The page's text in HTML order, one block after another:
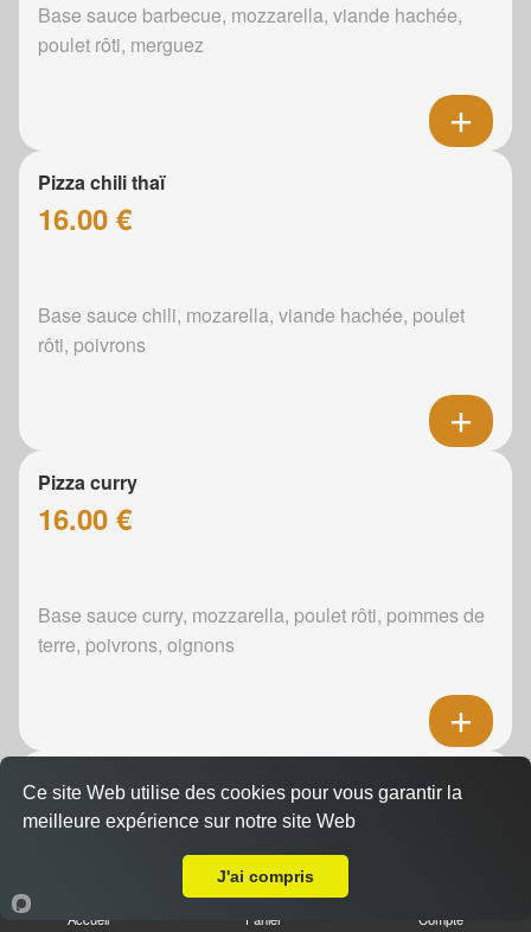
Base sauce barbecue, mozzarella, viande hachée,
poulet rôti, merguez
Pizza chili thaï
16.00 €
Base sauce chili, mozarella, viande hachée, poulet
rôti, poivrons
Pizza curry
16.00 €
Base sauce curry, mozzarella, poulet rôti, pommes de
terre, poivrons, oignons
Pizza boursin
16.00 €
Boursin, mozzarella, poulet rôti, pommes de terre,
Accueil Panier Compte
Ce site Web utilise des cookies pour vous garantir la
meilleure expérience sur notre site Web
J'ai compris